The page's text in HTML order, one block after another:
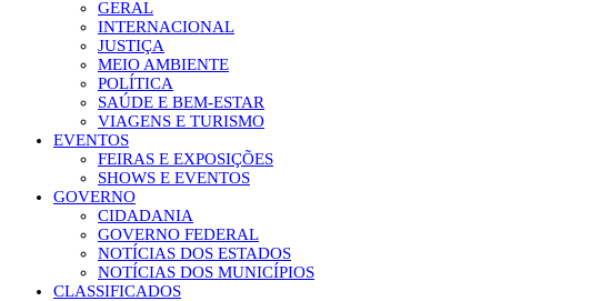
GERAL
INTERNACIONAL
JUSTIÇA
MEIO AMBIENTE
POLÍTICA
SAÚDE E BEM-ESTAR
VIAGENS E TURISMO
EVENTOS
FEIRAS E EXPOSIÇÕES
SHOWS E EVENTOS
GOVERNO
CIDADANIA
GOVERNO FEDERAL
NOTÍCIAS DOS ESTADOS
NOTÍCIAS DOS MUNICÍPIOS
CLASSIFICADOS